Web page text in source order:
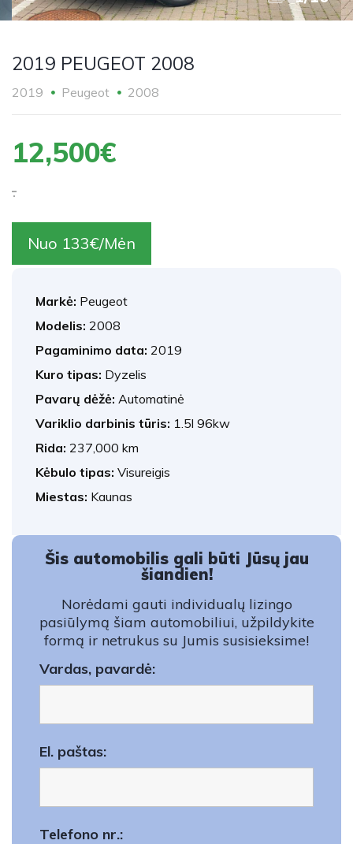
2019 PEUGEOT 2008
2019 Peugeot 2008
12,500€
.
Nuo 133€/Mėn
Markė: Peugeot
Modelis: 2008
Pagaminimo data: 2019
Kuro tipas: Dyzelis
Pavarų dėžė: Automatinė
Variklio darbinis tūris: 1.5l 96kw
Rida: 237,000 km
Kėbulo tipas: Visureigis
Miestas: Kaunas
Šis automobilis gali būti Jūsų jau
šiandien!
Norėdami gauti individualų lizingo
pasiūlymą šiam automobiliui, užpildykite
formą ir netrukus su Jumis susisieksime!
Vardas, pavardė:
El. paštas:
Telefono nr.: